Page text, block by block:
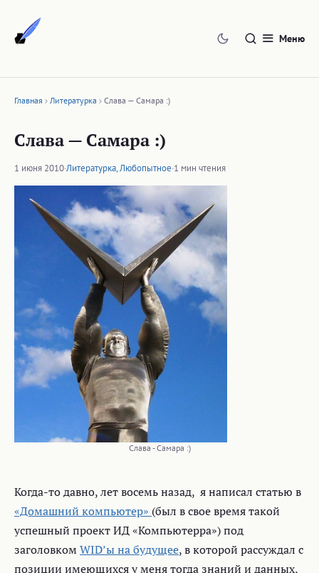
содержимому
Меню
Главная Литературка Слава — Самара :)
Слава — Самара :)
1 июня 2010·Литературка,Любопытное·1 мин чтения
Слава - Самара :)
Когда-то давно, лет восемь назад, я написал статью в
«Домашний компьютер» (был в свое время такой
успешный проект ИД «Компьютерра») под
заголовкомWID’ы на будущее, в которой рассуждал с
позиции имеющихся у меня тогда знаний и данных,